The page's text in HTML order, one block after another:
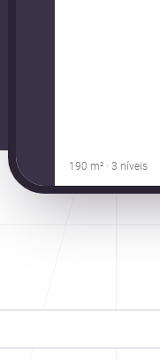
190 m² · 3 níveis